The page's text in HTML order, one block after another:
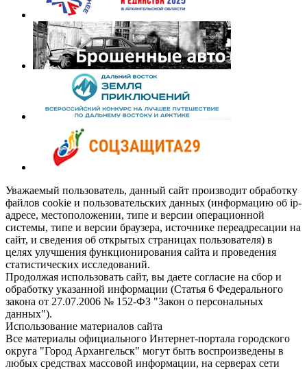
Уважаемый пользователь, данный сайт производит обработку
файлов cookie и пользовательских данных (информацию об ip-
адресе, местоположении, типе и версии операционной
системы, типе и версии браузера, источнике переадресации на
сайт, и сведения об открытых страницах пользователя) в
целях улучшения функционирования сайта и проведения
статистических исследований.
Продолжая использовать сайт, вы даете согласие на сбор и
обработку указанной информации (Статья 6 Федерального
закона от 27.07.2006 № 152-ФЗ "Закон о персональных
данных").
Использование материалов сайта
Все материалы официального Интернет-портала городского
округа "Город Архангельск" могут быть воспроизведены в
любых средствах массовой информации, на серверах сети